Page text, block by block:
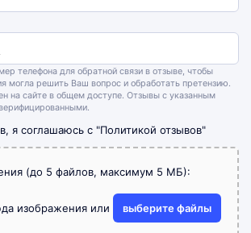
телефона для обратной связи в отзыве, чтобы
могла решить Ваш вопрос и обработать претензию.
на сайте в общем доступе. Отзывы с указанным
я соглашаюсь с "Политикой отзывов"
(до 5 файлов, максимум 5 МБ):
изображения или выберите файлы